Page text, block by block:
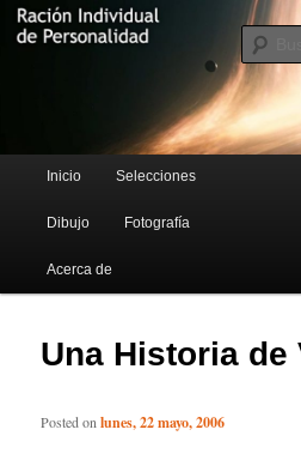
Ración Individual
Blog de Rufus Gefangenen
Menú principal
Ir al contenido principal
Ir al contenido secundario
Inicio Selecciones
Dibujo Fotografía
Acerca de
Una Historia de
Posted onlunes, 22 mayo, 2006